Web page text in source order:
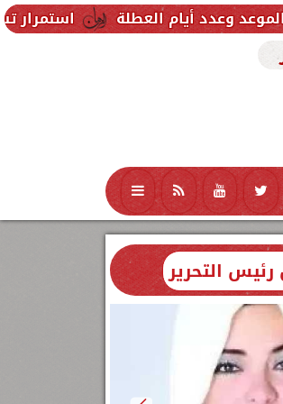
استمرار تسجيل رغبات
منوعات محافظات
التحرير